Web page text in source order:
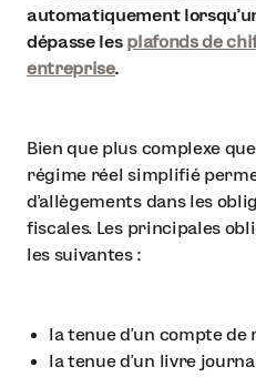
automatiquement
dépasse les plafonds de
entreprise.
Bien que plus complexe
régime réel simplifié
d’allègements dans les
fiscales. Les principales
les suivantes :
la tenue d’un compte de
la tenue d’un livre